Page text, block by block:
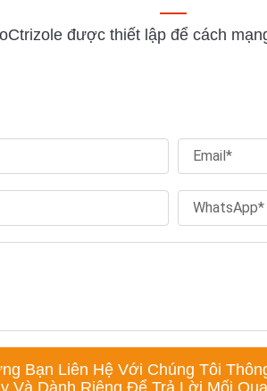
được thiết lập để cách
Bạn Liên Hệ Với Chúng Tôi